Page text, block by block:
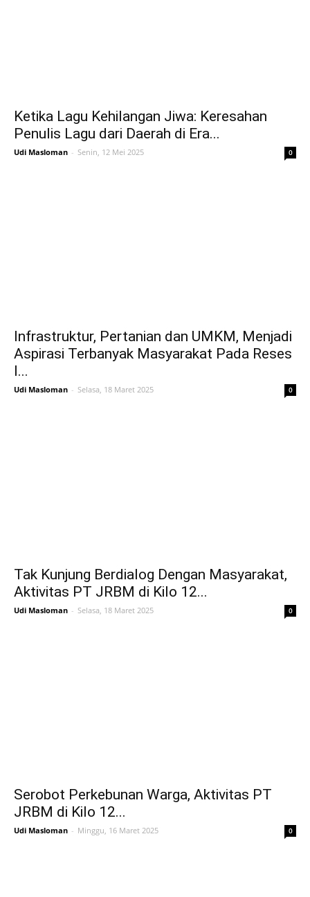
Ketika Lagu Kehilangan Jiwa: Keresahan
Penulis Lagu dari Daerah di Era...
Udi Masloman - Senin, 12 Mei 2025 0
Infrastruktur, Pertanian dan UMKM, Menjadi
Aspirasi Terbanyak Masyarakat Pada Reses
I...
Udi Masloman - Selasa, 18 Maret 2025 0
Tak Kunjung Berdialog Dengan Masyarakat,
Aktivitas PT JRBM di Kilo 12...
Udi Masloman - Selasa, 18 Maret 2025 0
Serobot Perkebunan Warga, Aktivitas PT
JRBM di Kilo 12...
Udi Masloman - Minggu, 16 Maret 2025 0